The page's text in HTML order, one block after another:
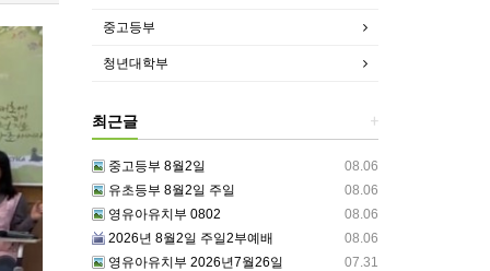
중고등부
청년대학부
+
최근글
08.06
중고등부 8월2일
08.06
유초등부 8월2일 주일
08.06
영유아유치부 0802
08.06
2026년 8월2일 주일2부예배
07.31
영유아유치부 2026년7월26일